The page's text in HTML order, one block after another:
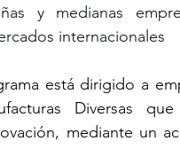
y medianas
internacionales
está dirigido a
Diversas
mediante un